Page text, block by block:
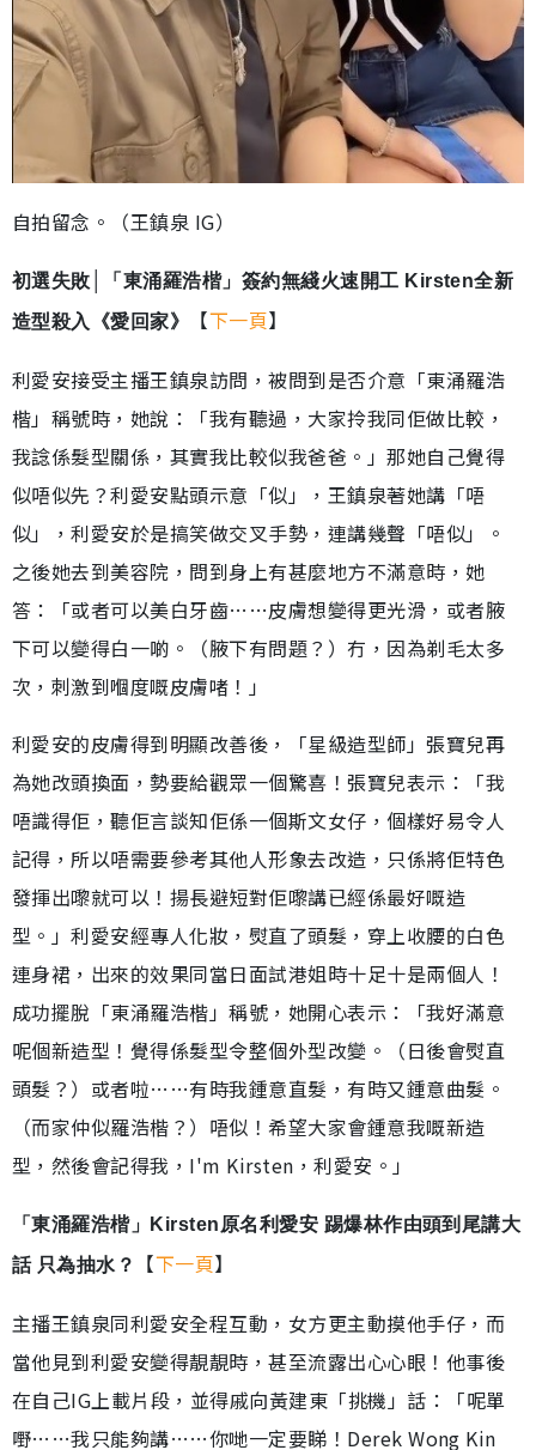
自拍留念。（王鎮泉 IG）
初選失敗│「東涌羅浩楷」簽約無綫火速開工 Kirsten全新
造型殺入《愛回家》
【下一頁】
利愛安接受主播王鎮泉訪問，被問到是否介意「東涌羅浩
楷」稱號時，她說：「我有聽過，大家拎我同佢做比較，
我諗係髮型關係，其實我比較似我爸爸。」那她自己覺得
似唔似先？利愛安點頭示意「似」，王鎮泉著她講「唔
似」，利愛安於是搞笑做交叉手勢，連講幾聲「唔似」。
之後她去到美容院，問到身上有甚麼地方不滿意時，她
答：「或者可以美白牙齒……皮膚想變得更光滑，或者腋
下可以變得白一啲。（腋下有問題？）冇，因為剃毛太多
次，刺激到嗰度嘅皮膚啫！」
利愛安的皮膚得到明顯改善後，「星級造型師」張寶兒再
為她改頭換面，勢要給觀眾一個驚喜！張寶兒表示：「我
唔識得佢，聽佢言談知佢係一個斯文女仔，個樣好易令人
記得，所以唔需要參考其他人形象去改造，只係將佢特色
發揮出嚟就可以！揚長避短對佢嚟講已經係最好嘅造
型。」利愛安經專人化妝，熨直了頭髮，穿上收腰的白色
連身裙，出來的效果同當日面試港姐時十足十是兩個人！
成功擺脫「東涌羅浩楷」稱號，她開心表示：「我好滿意
呢個新造型！覺得係髮型令整個外型改變。（日後會熨直
頭髮？）或者啦……有時我鍾意直髮，有時又鍾意曲髮。
（而家仲似羅浩楷？）唔似！希望大家會鍾意我嘅新造
型，然後會記得我，I'm Kirsten，利愛安。」
「東涌羅浩楷」Kirsten原名利愛安 踢爆林作由頭到尾講大
話 只為抽水？
【下一頁】
主播王鎮泉同利愛安全程互動，女方更主動摸他手仔，而
當他見到利愛安變得靚靚時，甚至流露出心心眼！他事後
在自己IG上載片段，並得戚向黃建東「挑機」話：「呢單
嘢……我只能夠講……你哋一定要睇！Derek Wong Kin